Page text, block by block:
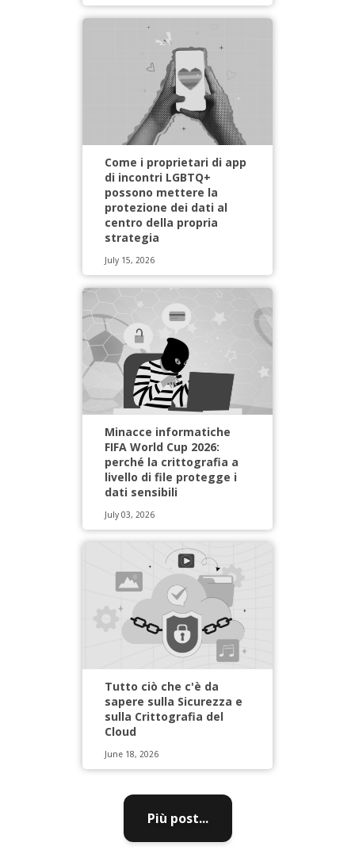
Come i proprietari di app
di incontri LGBTQ+
possono mettere la
protezione dei dati al
centro della propria
strategia
July 15, 2026
Minacce informatiche
FIFA World Cup 2026:
perché la crittografia a
livello di file protegge i
dati sensibili
July 03, 2026
Tutto ciò che c'è da
sapere sulla Sicurezza e
sulla Crittografia del
Cloud
June 18, 2026
Più post...